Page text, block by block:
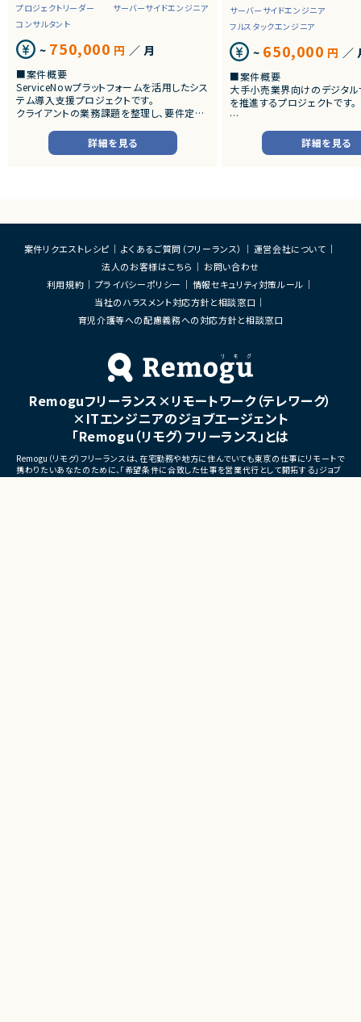
プロジェクトリーダー
サーバーサイドエンジニア
コンサルタント
~ 750,000 円 ／ 月
■案件概要
ServiceNowプラットフォームを活用したシス
テム導入支援プロジェクトです。
クライアントの業務課題を整理し、要件定義
だきます。
・詳細設計書、テスト仕様書等のドキュメント
作成
・成果物レビューおよび品質管理
・開発メンバーへの技術支援、進捗管理
・少人数体制でのプロジェクト推進
プロジェクト拡大に伴う増員募集
詳細を見る
サーバーサイドエンジニア
フルスタックエンジニア
~ 650,000 円 ／
■案件概要
大手小売業界向けのデジタ
を推進するプロジェクトです。
■プロダクトやサービスの概
・店舗向けスマホアプリおよ
システムの継続的なエンハ
・要件整理および要件定義支
・バックエンドシステムの設計
・コードレビューの実施
・リリース対応および品質向
・技術課題に対する検討、提
・ステークホルダーとの調整
ケーション
・サービスの継続的な機能拡
募集
■担当工程
・要件定義
・基本設計
・詳細設計
・テスト
・リリース対応
詳細を見る
案件リクエストレシピ よくあるご質問（フリーランス）
運営会社について
法人のお客様はこちら
お問い合わせ
利用規約
プライバシーポリシー
情報セキュリティ対策ルール
当社のハラスメント対応方針と相談窓口
育児介護等への配慮義務への対応方針と相談窓口
Remoguフリーランス×リモートワーク（テレワーク）
×ITエンジニアのジョブエージェント
「Remogu（リモグ）フリーランス」とは
Remogu（リモグ）フリーランスは、在宅勤務や地方に住んでいても東京の仕事にリモートで
携わりたいあなたのために、「希望条件に合致した仕事を営業代行として開拓する」ジョブ
エージェントです。